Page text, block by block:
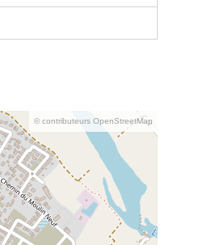
© contributeurs OpenStreetMap